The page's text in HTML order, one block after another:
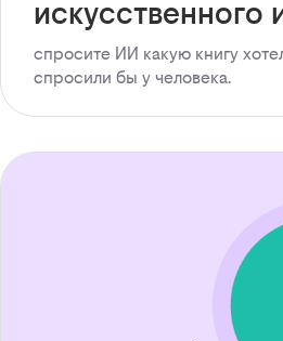
искусственного
спросите ИИ какую книгу
спросили бы у человека.